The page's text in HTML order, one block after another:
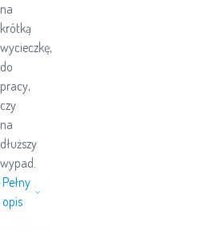
na
krótką
wycieczkę,
do
pracy,
czy
na
dłuższy
wypad.
Pełny
opis